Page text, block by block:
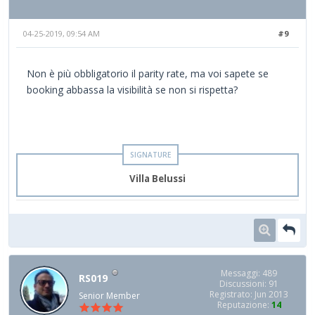
#9
04-25-2019, 09:54 AM
Non è più obbligatorio il parity rate, ma voi sapete se
booking abbassa la visibilità se non si rispetta?
Villa Belussi
RS019
Senior Member
Messaggi: 489
Discussioni: 91
Registrato: Jun 2013
Reputazione: 14